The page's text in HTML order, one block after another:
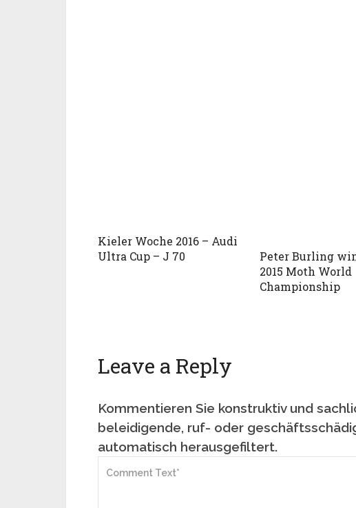
Kieler Woche 2016 – Audi
Ultra Cup – J 70
Peter Burling
2015 Moth World
Championship
Leave a Reply
Kommentieren Sie konstruktiv und
beleidigende, ruf- oder
automatisch herausgefiltert.